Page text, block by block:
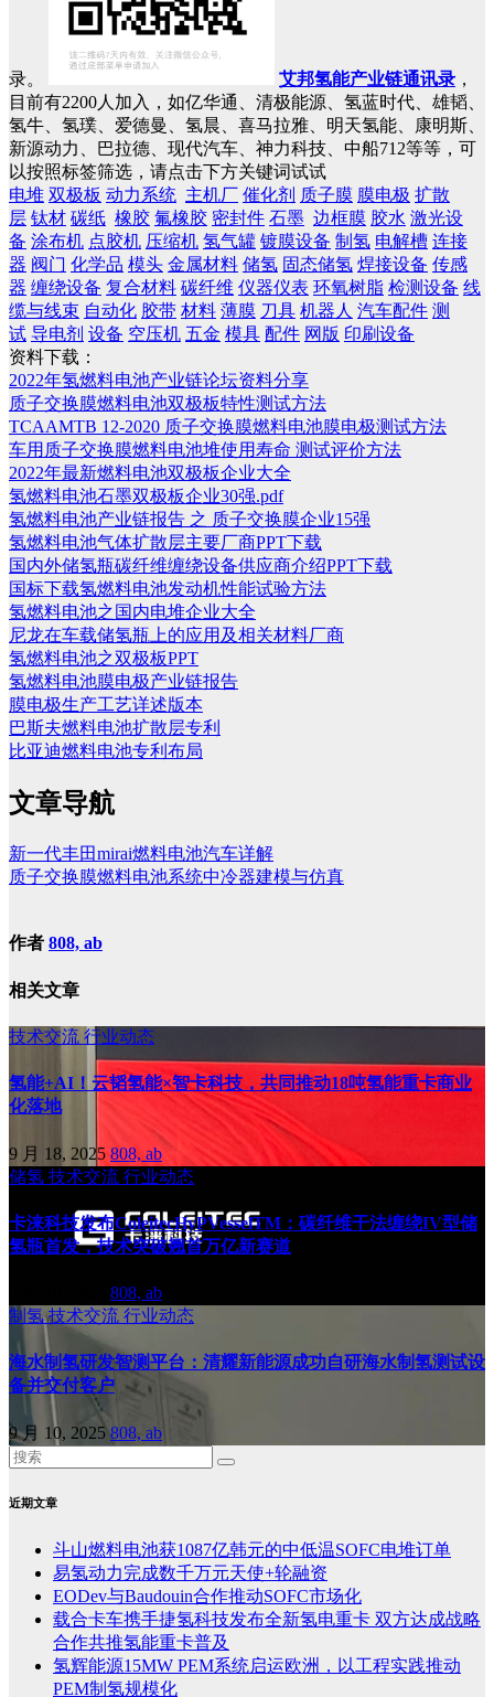
录。 艾邦氢能产业链通讯录 ，
目前有2200人加入，如亿华通、清极能源、氢蓝时代、雄韬、
氢牛、氢璞、爱德曼、氢晨、喜马拉雅、明天氢能、康明斯、
新源动力、巴拉德、现代汽车、神力科技、中船712等等，可
以按照标签筛选，请点击下方关键词试试
电堆 双极板 动力系统 主机厂 催化剂 质子膜 膜电极 扩散
层 钛材 碳纸 橡胶 氟橡胶 密封件 石墨 边框膜 胶水 激光设
备 涂布机 点胶机 压缩机 氢气罐 镀膜设备 制氢 电解槽 连接
器 阀门 化学品 模头 金属材料 储氢 固态储氢 焊接设备 传感
器 缠绕设备 复合材料 碳纤维 仪器仪表 环氧树脂 检测设备 线
缆与线束 自动化 胶带 材料 薄膜 刀具 机器人 汽车配件 测
试 导电剂 设备 空压机 五金 模具 配件 网版 印刷设备
资料下载：
2022年氢燃料电池产业链论坛资料分享
质子交换膜燃料电池双极板特性测试方法
TCAAMTB 12-2020 质子交换膜燃料电池膜电极测试方法
车用质子交换膜燃料电池堆使用寿命 测试评价方法
2022年最新燃料电池双极板企业大全
氢燃料电池石墨双极板企业30强.pdf
氢燃料电池产业链报告 之 质子交换膜企业15强
氢燃料电池气体扩散层主要厂商PPT下载
国内外储氢瓶碳纤维缠绕设备供应商介绍PPT下载
国标下载氢燃料电池发动机性能试验方法
氢燃料电池之国内电堆企业大全
尼龙在车载储氢瓶上的应用及相关材料厂商
氢燃料电池之双极板PPT
氢燃料电池膜电极产业链报告
膜电极生产工艺详述版本
巴斯夫燃料电池扩散层专利
比亚迪燃料电池专利布局
文章导航
新一代丰田mirai燃料电池汽车详解
质子交换膜燃料电池系统中冷器建模与仿真
作者 808, ab
相关文章
技术交流 行业动态
氢能+AI！云韬氢能×智卡科技，共同推动18吨氢能重卡商业
化落地
9 月 18, 2025 808, ab
储氢 技术交流 行业动态
卡涞科技发布ColeitecHyPVesselTM：碳纤维干法缠绕IV型储
氢瓶首发，技术突破翘首万亿新赛道
808, ab
制氢技术交流 行业动态
海水制氢研发智测平台：清耀新能源成功自研海水制氢测试设
备并交付客户
9 月 10, 2025 808, ab
近期文章
斗山燃料电池获1087亿韩元的中低温SOFC电堆订单
易氢动力完成数千万元天使+轮融资
EODev与Baudouin合作推动SOFC市场化
载合卡车携手捷氢科技发布全新氢电重卡 双方达成战略
合作共推氢能重卡普及
氢辉能源15MW PEM系统启运欧洲，以工程实践推动
PEM制氢规模化